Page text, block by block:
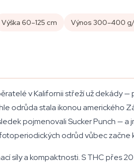
Výška 60–125 cm Výnos 300–400 g/
v Kalifornii střeží už dekády
odrůda stala ikonou amerického
pojmenovali Sucker Punch —
odrůd vůbec začne
síly a kompaktnosti. S THC přes